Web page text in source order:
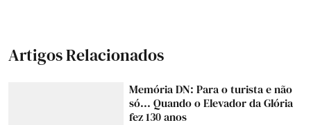
Artigos Relacionados
Memória DN: Para o turista e não
só... Quando o Elevador da Glória
fez 130 anos